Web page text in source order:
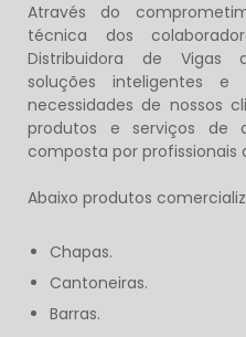
Através do
técnica dos
Distribuidora de Vigas
soluções inteligentes
necessidades de nossos
produtos e serviços de
composta por profissionais
Abaixo produtos
Chapas.
Cantoneiras.
Barras.